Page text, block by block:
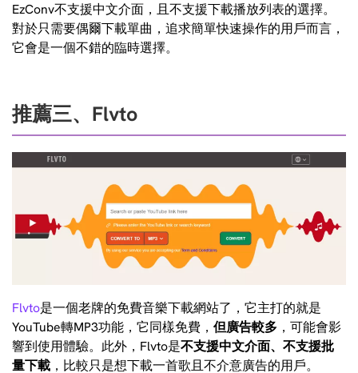
EzConv不支援中文介面，且不支援下載播放列表的選擇。
對於只需要偶爾下載單曲，追求簡單快速操作的用戶而言，
它會是一個不錯的臨時選擇。
推薦三、Flvto
Flvto是一個老牌的免費音樂下載網站了，它主打的就是
YouTube轉MP3功能，它同樣免費， 但廣告較多 ，可能會影
響到使用體驗。此外，Flvto是不支援中文介面、不支援批
量下載 ，比較只是想下載一首歌且不介意廣告的用戶。